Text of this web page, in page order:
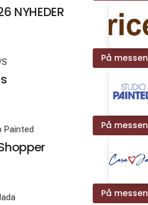
NYHEDER
På messen
På messen
Painted
På messen